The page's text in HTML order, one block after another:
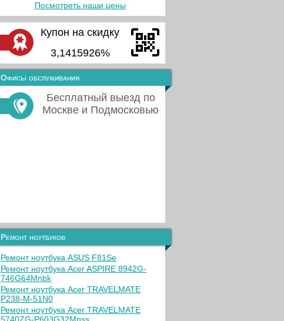
Посмотреть наши цены
Купон на скидку
3,1415926%
Офисы обслуживания
Бесплатный выезд по
Москве и Подмосковью
Ремонт ноутбуков
Ремонт ноутбука ASUS F81Se
Ремонт ноутбука Acer ASPIRE 8942G-
746G64Mnbk
Ремонт ноутбука Acer TRAVELMATE
P238-M-51N0
Ремонт ноутбука Acer TRAVELMATE